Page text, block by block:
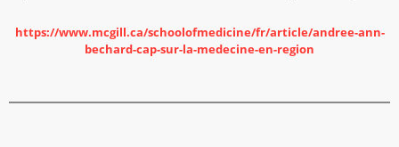
https://www.mcgill.ca/schoolofmedicine/fr/article/andree-ann-
bechard-cap-sur-la-medecine-en-region